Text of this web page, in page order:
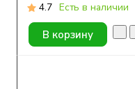
4.7 Есть в наличии
В корзину